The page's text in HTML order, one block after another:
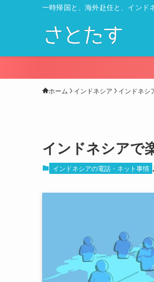
一時帰国と、海外赴任と、インド
ホーム インドネシア インドネシ
インドネシアで
インドネシアの電話・ネット事情